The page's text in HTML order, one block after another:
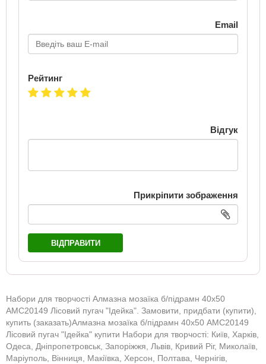
Email
Рейтинг
Відгук
Прикріпити зображення
ВІДПРАВИТИ
Набори для творчості Алмазна мозаїка б/підрамн 40х50
АМС20149 Лісовий пугач "Ідейка". Замовити, придбати (купити),
купить (заказать)Алмазна мозаїка б/підрамн 40х50 АМС20149
Лісовий пугач "Ідейка" купити Набори для творчості: Київ, Харків,
Одеса, Дніпропетровськ, Запоріжжя, Львів, Кривий Ріг, Миколаїв,
Маріуполь, Вінниця, Макіївка, Херсон, Полтава, Чернігів,